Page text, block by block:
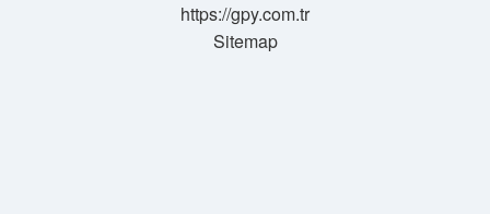
https://gpy.com.tr
Sitemap